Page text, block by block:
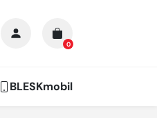
0
BLESKmobil